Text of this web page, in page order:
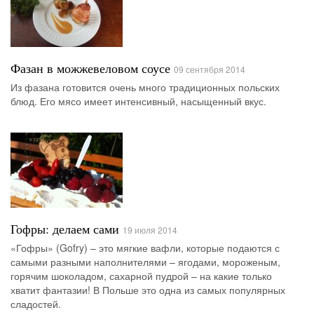
Фазан в можжевеловом соусе 09 сентября 2014
Из фазана готовится очень много традиционных польских
блюд. Его мясо имеет интенсивный, насыщенный вкус.
Гофры: делаем сами 19 июля 2014
«Гофры» (Gofry) – это мягкие вафли, которые подаются с
самыми разными наполнителями – ягодами, мороженым,
горячим шоколадом, сахарной пудрой – на какие только
хватит фантазии! В Польше это одна из самых популярных
сладостей.